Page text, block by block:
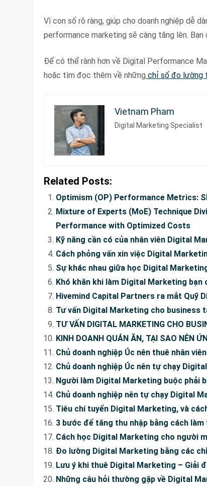
Vì con số rõ ràng, giúp cho doanh nghiệp dễ
performance marketing sẽ càng tăng lên. Bạn
Để có thể rành hơn về Digital Performance
hoặc tìm đọc thêm về những chỉ số đo lường
Vietnam Pham
Digital Marketing Specialist
Related Posts:
Optimism (OP) Performance Metrics:
Mixture of Experts (MoE) Technique
Performance with Optimized Costs
Kỹ năng cần có của nhân viên Digital
Cách phỏng vấn xin việc Digital
Sự khác nhau giữa học Digital
Khó khăn khi làm Digital Marketing bạn
Hivemind Capital Partners ra mắt Quỹ
Tư vấn Digital Marketing cho business
TƯ VẤN DIGITAL MARKETING CHO
KINH DOANH QUÁN ĂN, TẠI SAO NÊN
Chủ doanh nghiệp Úc nên thuê nhân
Chủ doanh nghiệp Úc nên tự chạy
Người làm Digital Marketing buộc phải
Chủ doanh nghiệp nên tự chạy Digital
Tiêu chí tuyển Digital Marketing, và
3 bước để tăng thu nhập bằng cách
Cách học Digital Marketing cho người
Đo lường Digital Marketing bằng các
Lưu ý khi thuê Digital Marketing – Giải
Những câu hỏi thường gặp về Digital